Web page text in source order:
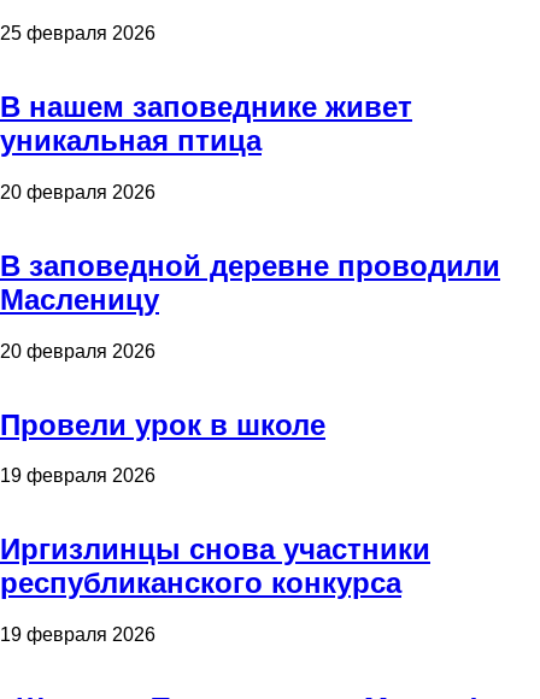
25 февраля 2026
В нашем заповеднике живет
уникальная птица
20 февраля 2026
В заповедной деревне проводили
Масленицу
20 февраля 2026
Провели урок в школе
19 февраля 2026
Иргизлинцы снова участники
республиканского конкурса
19 февраля 2026